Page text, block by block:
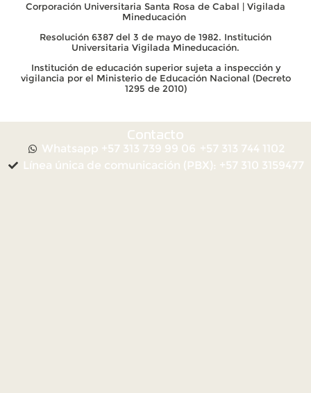
Corporación Universitaria Santa Rosa de Cabal | Vigilada
Mineducación
Resolución 6387 del 3 de mayo de 1982. Institución
Universitaria Vigilada Mineducación.
Institución de educación superior sujeta a inspección y
vigilancia por el Ministerio de Educación Nacional (Decreto
1295 de 2010)
Contacto
Whatsapp +57 313 739 99 06 +57 313 744 1102
Línea única de comunicación (PBX): +57 310 3159477